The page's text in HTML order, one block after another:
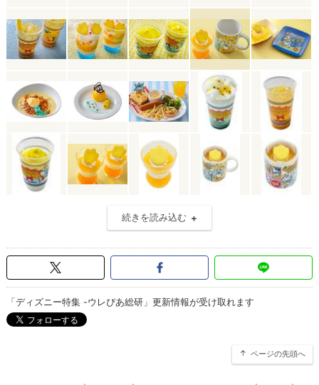
続きを読み込む
「ディズニー特集 -ウレぴあ総研」更新情報が受け取れます
ページの先頭へ